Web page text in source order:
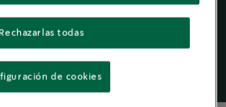
Rechazarlas todas
de cookies